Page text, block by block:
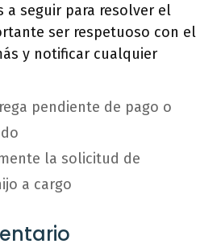
a seguir para resolver el
ser respetuoso con el
y notificar cualquier
pendiente de pago o
la solicitud de
a cargo